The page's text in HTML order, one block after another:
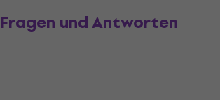
Fragen und Antworten